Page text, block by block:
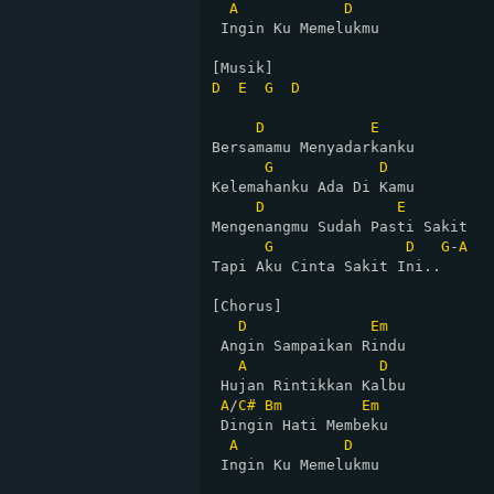
A
D
Ingin Ku Memelukmu
D
E G D
D
E
Bersamamu Menyadarkanku
G
D
Kelemahanku Ada Di Kamu
D
E
Mengenangmu Sudah Pasti Sakit
G
D G -A
Tapi Aku Cinta Sakit Ini..
[Chorus]
D
Em
Angin Sampaikan Rindu
A
D
Hujan Rintikkan Kalbu
A/C# Bm
Em
Dingin Hati Membeku
A
D
Ingin Ku Memelukmu